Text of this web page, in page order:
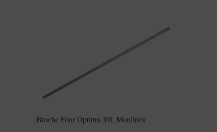
Broche Four Optimo 39L Moulinex